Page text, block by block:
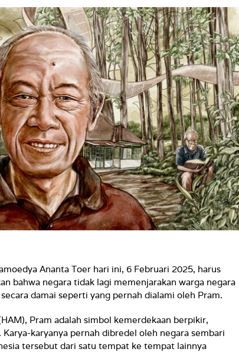
Ananta Toer hari ini, 6 Februari 2025, harus
bahwa negara tidak lagi memenjarakan warga negara
damai seperti yang pernah dialami oleh Pram.
Pram adalah simbol kemerdekaan berpikir,
karyanya pernah dibredel oleh negara sembari
tersebut dari satu tempat ke tempat lainnya